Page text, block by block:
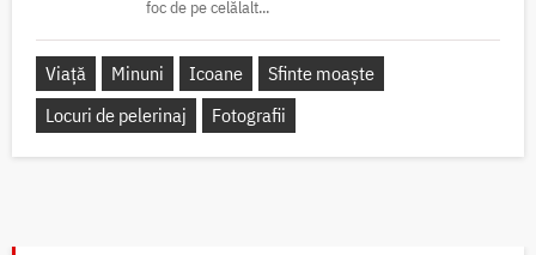
foc de pe celălalt...
Viață Minuni Icoane
Sfinte moaște
Locuri de pelerinaj
Fotografii